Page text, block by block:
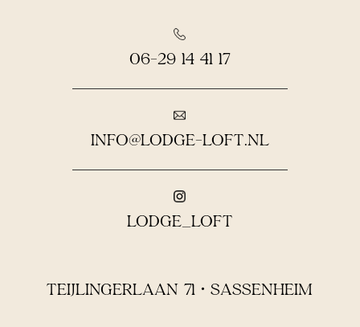
06-29 14 41 17
INFO@LODGE-LOFT.NL
LODGE_LOFT
TEIJLINGERLAAN 71 • SASSENHEIM